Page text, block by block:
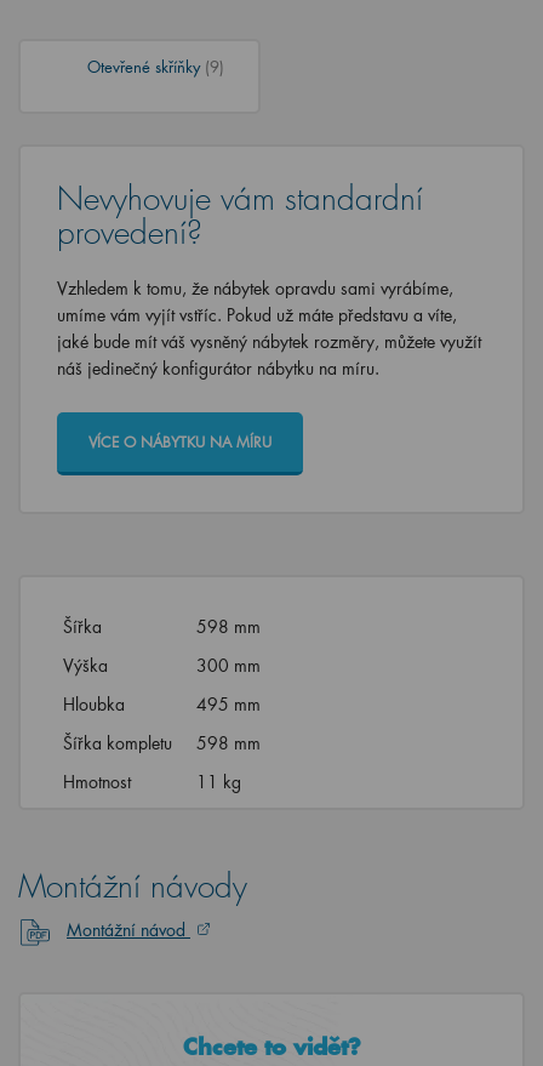
Otevřené skříňky (9)
Nevyhovuje vám standardní
provedení?
Vzhledem k tomu, že nábytek opravdu sami vyrábíme,
umíme vám vyjít vstříc. Pokud už máte představu a víte,
jaké bude mít váš vysněný nábytek rozměry, můžete využít
náš jedinečný konfigurátor nábytku na míru.
VÍCE O NÁBYTKU NA MÍRU
Šířka
598 mm
Výška
300 mm
Hloubka
495 mm
Šířka kompletu
598 mm
Hmotnost
11 kg
Montážní návody
Montážní návod
Chcete to vidět?